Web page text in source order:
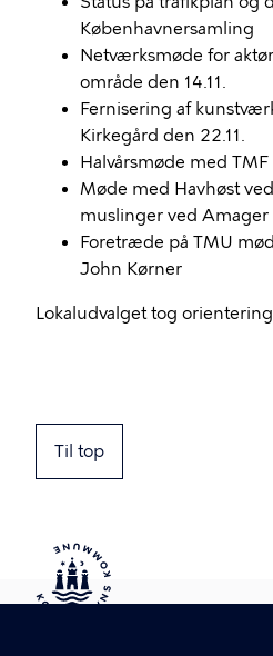
Københavnersamling
Netværksmøde for
område den 14.11.
Fernisering af
Kirkegård den 22.11.
Halvårsmøde med TMF
Møde med Havhøst
muslinger ved Amager
Foretræde på TMU
John Kørner
Lokaludvalget tog
Til top